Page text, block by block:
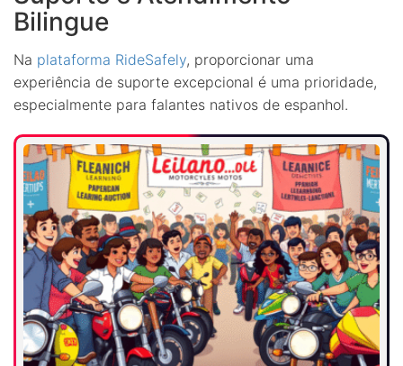
Bilingue
Na plataforma RideSafely, proporcionar uma
experiência de suporte excepcional é uma prioridade,
especialmente para falantes nativos de espanhol.